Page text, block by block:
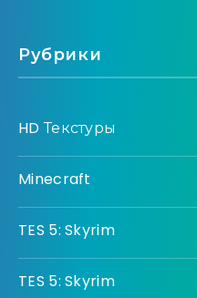
Рубрики
HD Текстуры
Minecraft
TES 5: Skyrim
TES 5: Skyrim